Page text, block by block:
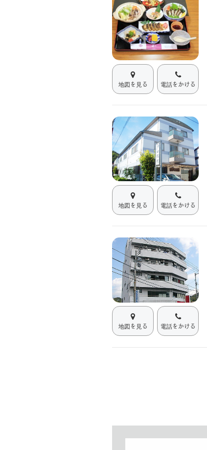
地図を見る 電話をかける
地図を見る 電話をかける
地図を見る 電話をかける